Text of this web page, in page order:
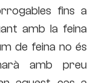
fins a
amb la feina
de feina no és
amb preu